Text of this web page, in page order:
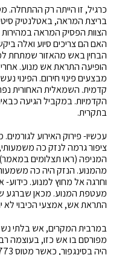
בריצת המראה, באטלנטיק
האם הם צריכים סיוע ואלה
הבחין באש מהאזור שמתחת
הופיעה התראת אש מנוע.
מבצעים פינוי חירום. הפינוי
קדמית. השמאלית האחורית
הקדמיות. במקביל הגיעה
בתקרית.
עכשיו- פירוק האירוע
ציפור גרמה לנזק כה
המניפה (ראו תצלומים
מהמנוע. הנזק היה כה
וחרגה אל מחוץ למנוע. כידוע-
מעטפת המנוע. מכאן שברגע
התראת אש, אמצעי הכיבוי לא
במרבית המקרים, אש בלתי
מפורסם בו אש כזו, בעוצמה